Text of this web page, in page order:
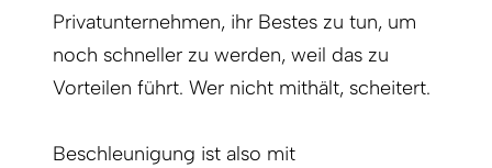
Privatunternehmen, ihr Bestes zu tun, um
noch schneller zu werden, weil das zu
Vorteilen führt. Wer nicht mithält, scheitert.
Beschleunigung ist also mit